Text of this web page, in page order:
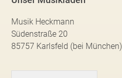
Musik Heckmann
Südenstraße 20
85757 Karlsfeld (bei München)